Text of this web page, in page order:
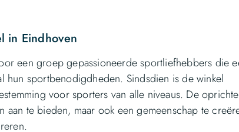
in Eindhoven
een groep gepassioneerde sportliefhebbers die
hun sportbenodigdheden. Sindsdien is de winkel
voor sporters van alle niveaus. De
te bieden, maar ook een gemeenschap te